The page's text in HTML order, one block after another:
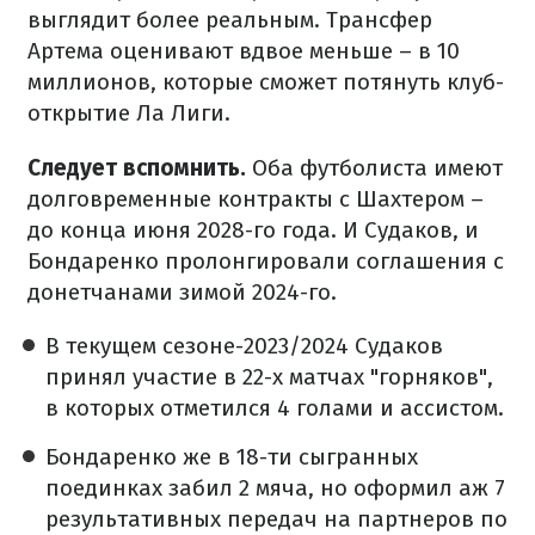
выглядит более реальным. Трансфер
Артема оценивают вдвое меньше – в 10
миллионов, которые сможет потянуть клуб-
открытие Ла Лиги.
Следует вспомнить. Оба футболиста имеют
долговременные контракты с Шахтером –
до конца июня 2028-го года. И Судаков, и
Бондаренко пролонгировали соглашения с
донетчанами зимой 2024-го.
В текущем сезоне-2023/2024 Судаков
принял участие в 22-х матчах "горняков",
в которых отметился 4 голами и ассистом.
Бондаренко же в 18-ти сыгранных
поединках забил 2 мяча, но оформил аж 7
результативных передач на партнеров по